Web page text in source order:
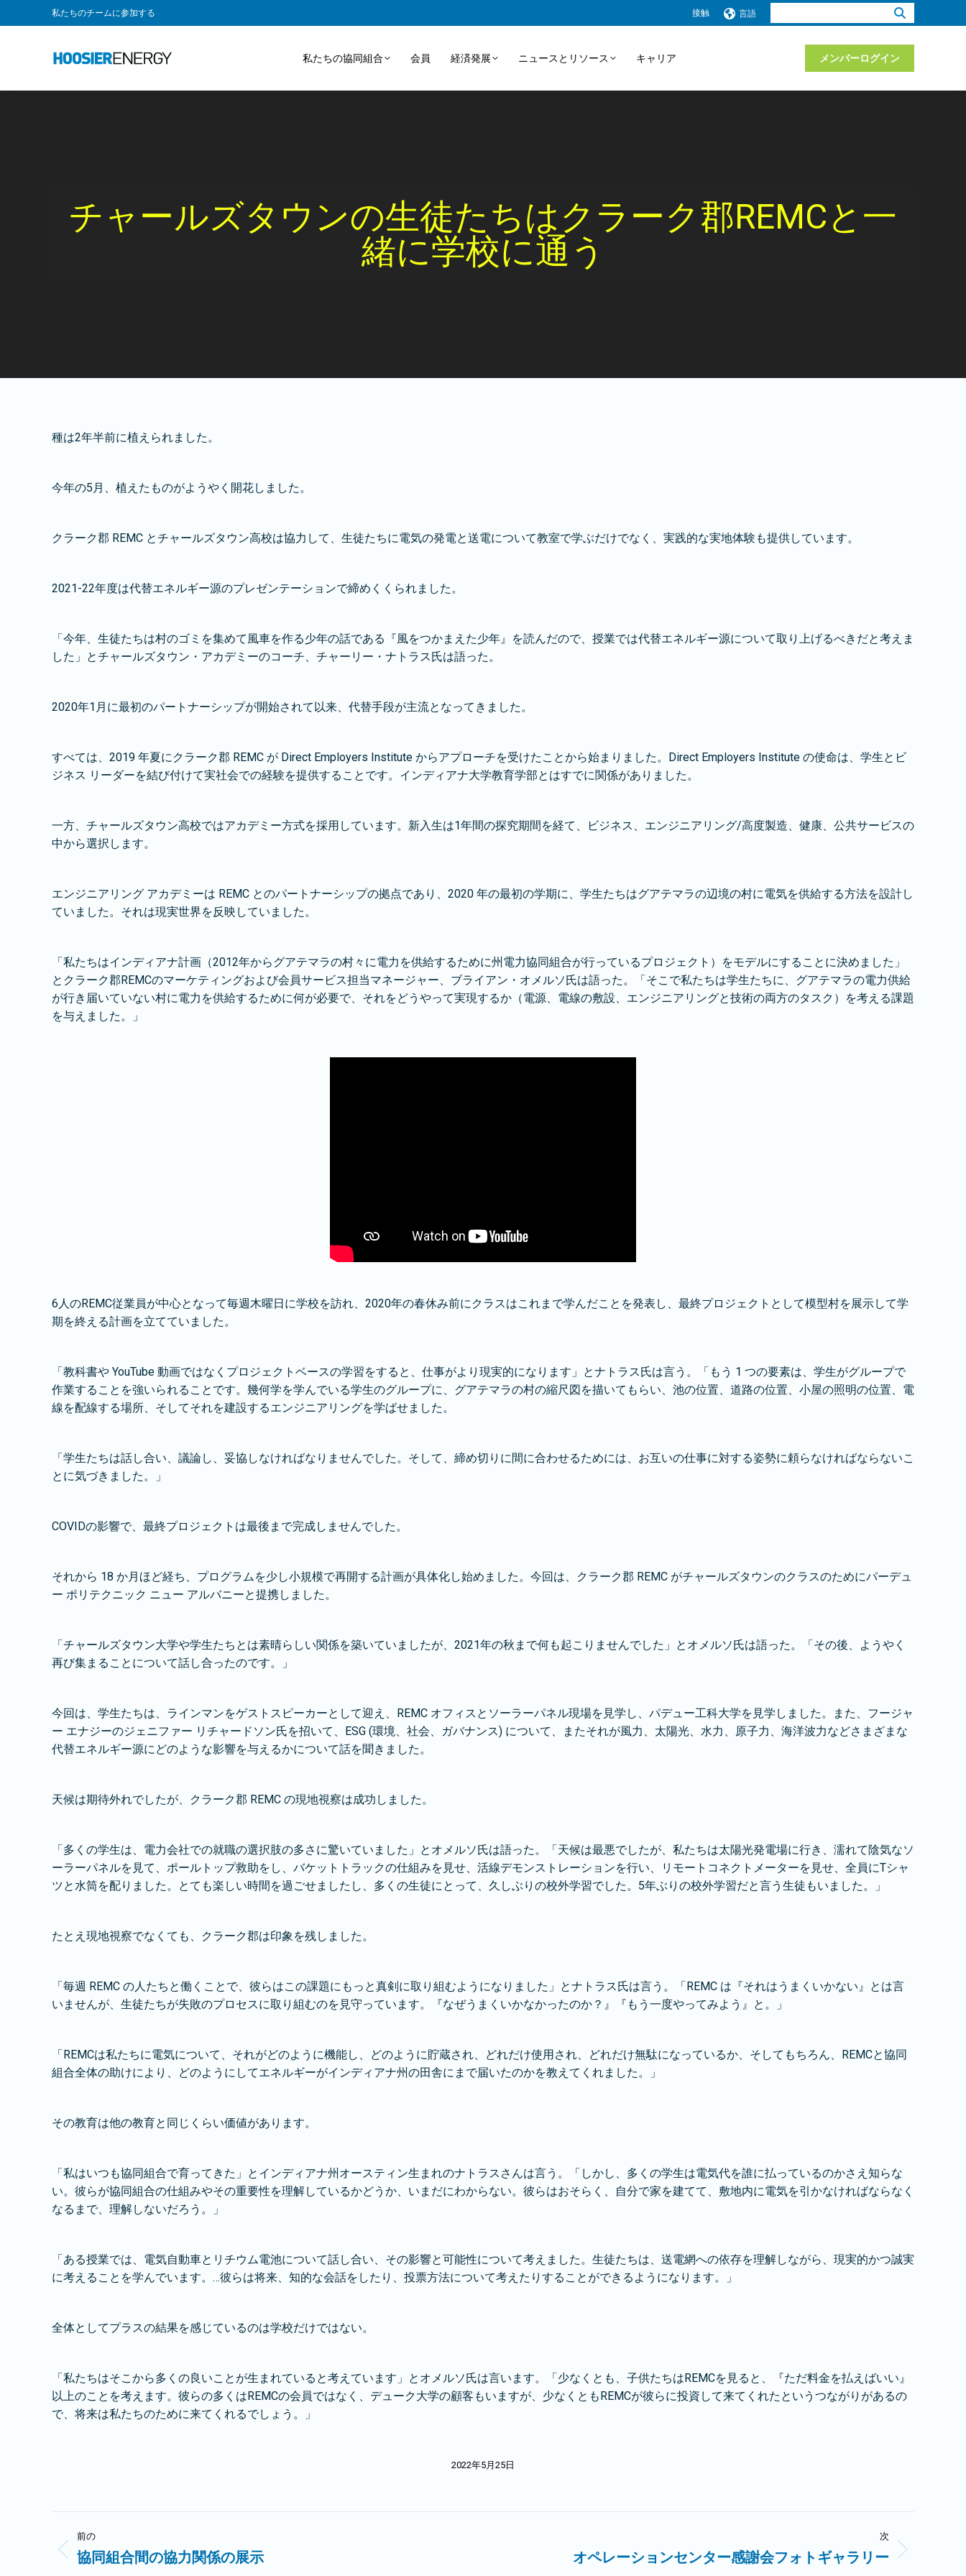
私たちのチームに参加する 接触 言語
索：
私たちの協同組合 会員 経済発展 ニュースとリソース キャリア メンバーログイン
チャールズタウンの生徒たちはクラーク郡REMCと一
緒に学校に通う
種は2年半前に植えられました。
今年の5月、植えたものがようやく開花しました。
クラーク郡 REMC とチャールズタウン高校は協力して、生徒たちに電気の発電と送電について教室で学ぶだけでなく、実践的な実地体験も提供しています。
2021-22年度は代替エネルギー源のプレゼンテーションで締めくくられました。
「今年、生徒たちは村のゴミを集めて風車を作る少年の話である『風をつかまえた少年』を読んだので、授業では代替エネルギー源について取り上げるべきだと考えま
した」とチャールズタウン・アカデミーのコーチ、チャーリー・ナトラス氏は語った。
2020年1月に最初のパートナーシップが開始されて以来、代替手段が主流となってきました。
すべては、2019 年夏にクラーク郡 REMC が Direct Employers Institute からアプローチを受けたことから始まりました。Direct Employers Institute の使命は、学生とビ
ジネス リーダーを結び付けて実社会での経験を提供することです。インディアナ大学教育学部とはすでに関係がありました。
一方、チャールズタウン高校ではアカデミー方式を採用しています。新入生は1年間の探究期間を経て、ビジネス、エンジニアリング/高度製造、健康、公共サービスの
中から選択します。
エンジニアリング アカデミーは REMC とのパートナーシップの拠点であり、2020 年の最初の学期に、学生たちはグアテマラの辺境の村に電気を供給する方法を設計し
ていました。それは現実世界を反映していました。
「私たちはインディアナ計画（2012年からグアテマラの村々に電力を供給するために州電力協同組合が行っているプロジェクト）をモデルにすることに決めました」
とクラーク郡REMCのマーケティングおよび会員サービス担当マネージャー、ブライアン・オメルソ氏は語った。「そこで私たちは学生たちに、グアテマラの電力供給
が行き届いていない村に電力を供給するために何が必要で、それをどうやって実現するか（電源、電線の敷設、エンジニアリングと技術の両方のタスク）を考える課題
を与えました。」
6人のREMC従業員が中心となって毎週木曜日に学校を訪れ、2020年の春休み前にクラスはこれまで学んだことを発表し、最終プロジェクトとして模型村を展示して学
期を終える計画を立てていました。
「教科書や YouTube 動画ではなくプロジェクトベースの学習をすると、仕事がより現実的になります」とナトラス氏は言う。「もう 1 つの要素は、学生がグループで
作業することを強いられることです。幾何学を学んでいる学生のグループに、グアテマラの村の縮尺図を描いてもらい、池の位置、道路の位置、小屋の照明の位置、電
線を配線する場所、そしてそれを建設するエンジニアリングを学ばせました。
「学生たちは話し合い、議論し、妥協しなければなりませんでした。そして、締め切りに間に合わせるためには、お互いの仕事に対する姿勢に頼らなければならないこ
とに気づきました。」
COVIDの影響で、最終プロジェクトは最後まで完成しませんでした。
それから 18 か月ほど経ち、プログラムを少し小規模で再開する計画が具体化し始めました。今回は、クラーク郡 REMC がチャールズタウンのクラスのためにパーデュ
ー ポリテクニック ニュー アルバニーと提携しました。
「チャールズタウン大学や学生たちとは素晴らしい関係を築いていましたが、2021年の秋まで何も起こりませんでした」とオメルソ氏は語った。「その後、ようやく
再び集まることについて話し合ったのです。」
今回は、学生たちは、ラインマンをゲストスピーカーとして迎え、REMC オフィスとソーラーパネル現場を見学し、パデュー工科大学を見学しました。また、フージャ
ー エナジーのジェニファー リチャードソン氏を招いて、ESG (環境、社会、ガバナンス) について、またそれが風力、太陽光、水力、原子力、海洋波力などさまざまな
代替エネルギー源にどのような影響を与えるかについて話を聞きました。
天候は期待外れでしたが、クラーク郡 REMC の現地視察は成功しました。
「多くの学生は、電力会社での就職の選択肢の多さに驚いていました」とオメルソ氏は語った。「天候は最悪でしたが、私たちは太陽光発電場に行き、濡れて陰気なソ
ーラーパネルを見て、ポールトップ救助をし、バケットトラックの仕組みを見せ、活線デモンストレーションを行い、リモートコネクトメーターを見せ、全員にTシャ
ツと水筒を配りました。とても楽しい時間を過ごせましたし、多くの生徒にとって、久しぶりの校外学習でした。5年ぶりの校外学習だと言う生徒もいました。」
たとえ現地視察でなくても、クラーク郡は印象を残しました。
「毎週 REMC の人たちと働くことで、彼らはこの課題にもっと真剣に取り組むようになりました」とナトラス氏は言う。「REMC は『それはうまくいかない』とは言
いませんが、生徒たちが失敗のプロセスに取り組むのを見守っています。『なぜうまくいかなかったのか？』『もう一度やってみよう』と。」
「REMCは私たちに電気について、それがどのように機能し、どのように貯蔵され、どれだけ使用され、どれだけ無駄になっているか、そしてもちろん、REMCと協同
組合全体の助けにより、どのようにしてエネルギーがインディアナ州の田舎にまで届いたのかを教えてくれました。」
その教育は他の教育と同じくらい価値があります。
「私はいつも協同組合で育ってきた」とインディアナ州オースティン生まれのナトラスさんは言う。「しかし、多くの学生は電気代を誰に払っているのかさえ知らな
い。彼らが協同組合の仕組みやその重要性を理解しているかどうか、いまだにわからない。彼らはおそらく、自分で家を建てて、敷地内に電気を引かなければならなく
なるまで、理解しないだろう。」
「ある授業では、電気自動車とリチウム電池について話し合い、その影響と可能性について考えました。生徒たちは、送電網への依存を理解しながら、現実的かつ誠実
に考えることを学んでいます。…彼らは将来、知的な会話をしたり、投票方法について考えたりすることができるようになります。」
全体としてプラスの結果を感じているのは学校だけではない。
「私たちはそこから多くの良いことが生まれていると考えています」とオメルソ氏は言います。「少なくとも、子供たちはREMCを見ると、『ただ料金を払えばいい』
以上のことを考えます。彼らの多くはREMCの会員ではなく、デューク大学の顧客もいますが、少なくともREMCが彼らに投資して来てくれたというつながりがあるの
で、将来は私たちのために来てくれるでしょう。」
2022年5月25日
稿
前の
前
協同組合間の協力関係の展示
次
オペレーションセンター感謝会フォトギャラリー